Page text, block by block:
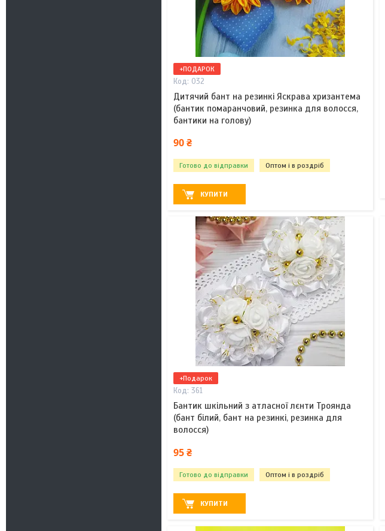
+ПОДАРОК
032
Дитячий бант на резинкі Яскрава хризантема
(бантик помаранчовий, резинка для волосся,
бантики на голову)
90 ₴
Готово до відправки Оптом і в роздріб
КУПИТИ
+Подарок
361
Бантик шкільний з атласної лєнти Троянда
(бант білий, бант на резинкі, резинка для
волосся)
95 ₴
Готово до відправки Оптом і в роздріб
КУПИТИ